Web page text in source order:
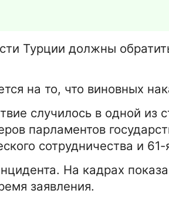
Турции должны
на то, что виновных
случилось в одной из
парламентов
сотрудничества и
На кадрах
заявления.
автопрома